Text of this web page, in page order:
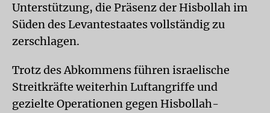
Unterstützung, die Präsenz der Hisbollah im
Süden des Levantestaates vollständig zu
zerschlagen.
Trotz des Abkommens führen israelische
Streitkräfte weiterhin Luftangriffe und
gezielte Operationen gegen Hisbollah-